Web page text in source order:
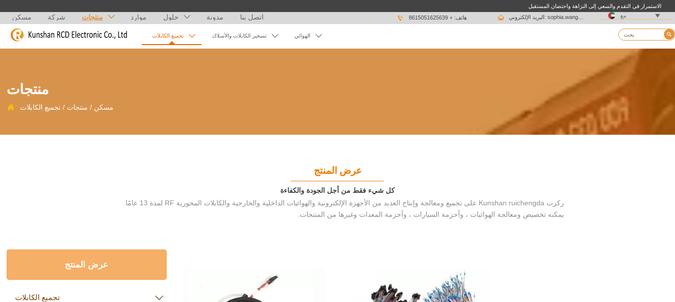
الاستمرار في التقدم والسعي إلى النزاهة واحتضان المستقبل
مسكن شركة منتجات  موارد حلول  مدونة اتصل بنا  هاتف: + 8615051625639  مع 
تجميع الكابلات  تسخير الكابلات والأسلاك  الهوائي  
منتجات
 مسكن / منتجات / تجميع الكابلات
عرض المنتج
كل شيء فقط من أجل الجودة والكفاءة
ركزت Kunshan ruichengda على تجميع ومعالجة وإنتاج العديد من الأجهزة الإلكترونية والهوائيات الداخلية والخارجية والكابلات المحورية RF لمدة 13 عامًا.
يمكنه تخصيص ومعالجة الهوائيات ، وأحزمة السيارات ، وأحزمة المعدات وغيرها من المنتجات.
عرض المنتج
تجميع الكابلات 